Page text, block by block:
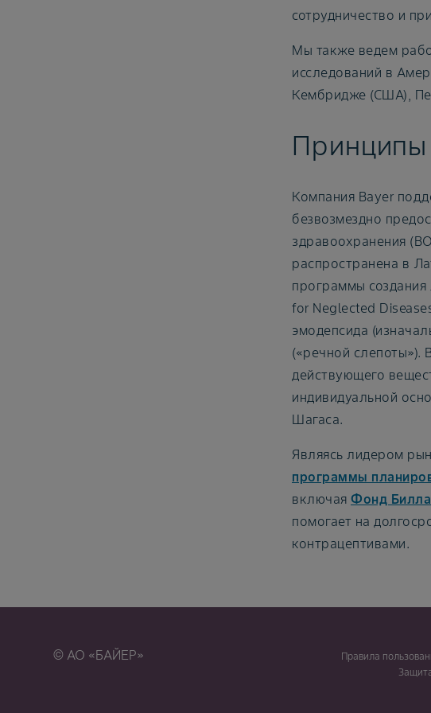
сотрудничество и
Мы также ведем
исследований в
Кембридже (США),
Принципы
Компания Bayer
безвозмездно
здравоохранения
распространена в
программы
for Neglected
эмодепсида
(«речной слепоты»).
действующего
индивидуальной
Шагаса.
Являясь лидером
программы
включая Фонд Билла
помогает на
контрацептивами.
© АО «БАЙЕР» Правила